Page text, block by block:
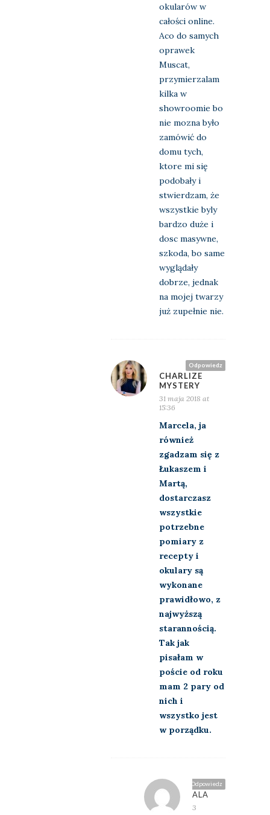
okularów w
całości online.
Aco do samych
oprawek
Muscat,
przymierzalam
kilka w
showroomie bo
nie mozna było
zamówić do
domu tych,
ktore mi się
podobały i
stwierdzam, że
wszystkie byly
bardzo duże i
dosc masywne,
szkoda, bo same
wyglądały
dobrze, jednak
na mojej twarzy
już zupełnie nie.
Odpowiedz
CHARLIZE
MYSTERY
31 maja 2018 at
15:36
Marcela, ja
również
zgadzam się z
Łukaszem i
Martą,
dostarczasz
wszystkie
potrzebne
pomiary z
recepty i
okulary są
wykonane
prawidłowo, z
najwyższą
starannością.
Tak jak
pisałam w
poście od roku
mam 2 pary od
nich i
wszystko jest
w porządku.
Odpowiedz
ALA
3